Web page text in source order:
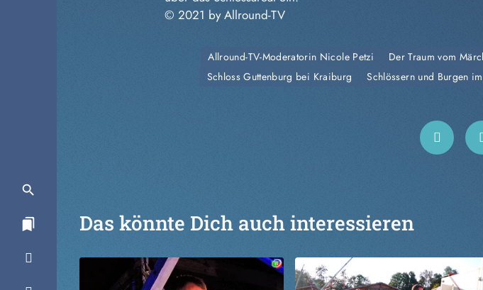
© 2021 by Allround-TV
Allround-TV-Moderatorin Nicole Petzi Der Traum vom
Schloss Guttenburg bei Kraiburg
Schlössern und Burgen
Das könnte Dich auch interessieren